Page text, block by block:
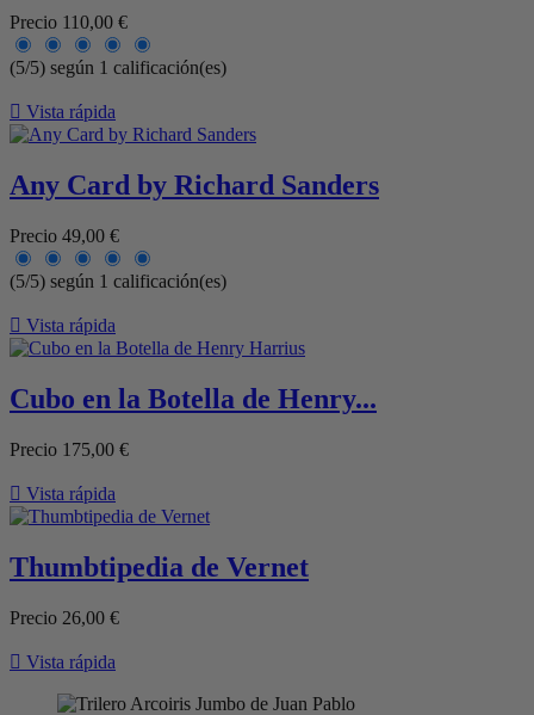
Precio 110,00 €
(5/5) según 1 calificación(es)
 Vista rápida
Any Card by Richard Sanders
Precio 49,00 €
(5/5) según 1 calificación(es)
 Vista rápida
Cubo en la Botella de Henry...
Precio 175,00 €
 Vista rápida
Thumbtipedia de Vernet
Precio 26,00 €
 Vista rápida